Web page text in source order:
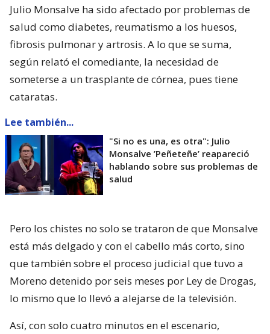
Julio Monsalve ha sido afectado por problemas de
salud como diabetes, reumatismo a los huesos,
fibrosis pulmonar y artrosis. A lo que se suma,
según relató el comediante, la necesidad de
someterse a un trasplante de córnea, pues tiene
cataratas.
Lee también...
"Si no es una, es otra": Julio
Monsalve ’Peñeteñe’ reapareció
hablando sobre sus problemas de
salud
Pero los chistes no solo se trataron de que Monsalve
está más delgado y con el cabello más corto, sino
que también sobre el proceso judicial que tuvo a
Moreno detenido por seis meses por Ley de Drogas,
lo mismo que lo llevó a alejarse de la televisión.
Así, con solo cuatro minutos en el escenario,